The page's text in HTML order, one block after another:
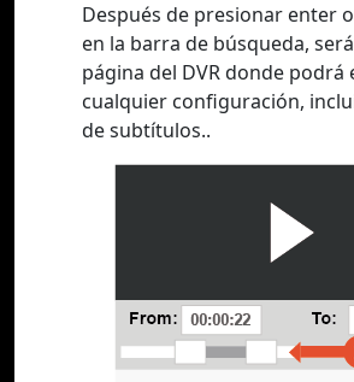
Después de presionar enter
en la barra de búsqueda,
página del DVR donde podrá
cualquier configuración,
de subtítulos..